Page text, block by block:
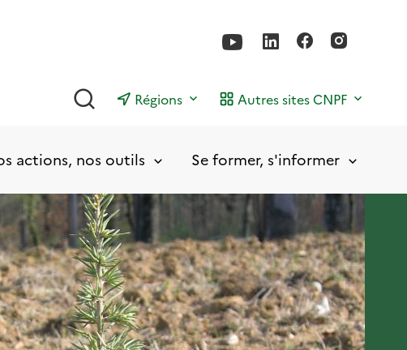
Rechercher
Régions Autres sites CNPF
actions, nos outils Se former, s'informer